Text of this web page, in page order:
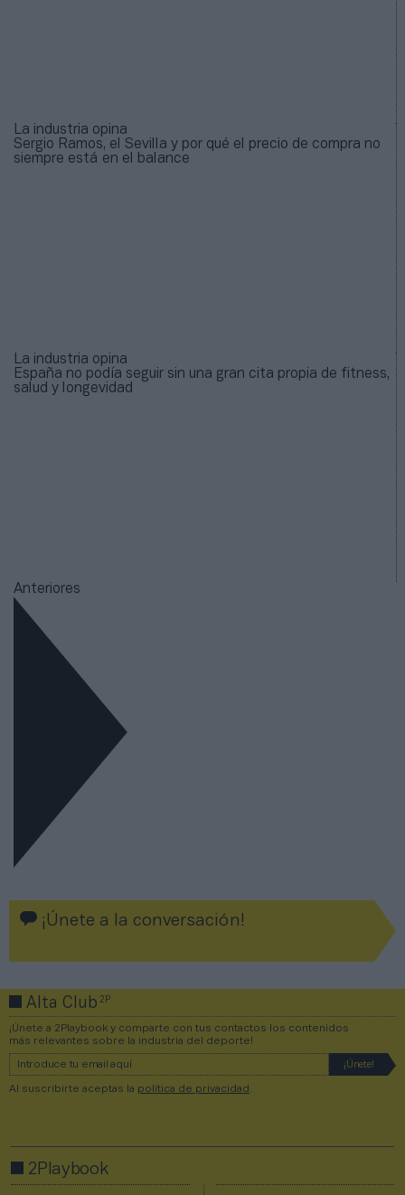
La industria opina
Sergio Ramos, el Sevilla y por qué el precio de compra no
siempre está en el balance
La industria opina
España no podía seguir sin una gran cita propia de fitness,
salud y longevidad
Anteriores
¡Únete a la conversación!
Alta Club2P
¡Únete a 2Playbook y comparte con tus contactos los contenidos
más relevantes sobre la industria del deporte!
Al suscribirte aceptas la política de privacidad
2Playbook